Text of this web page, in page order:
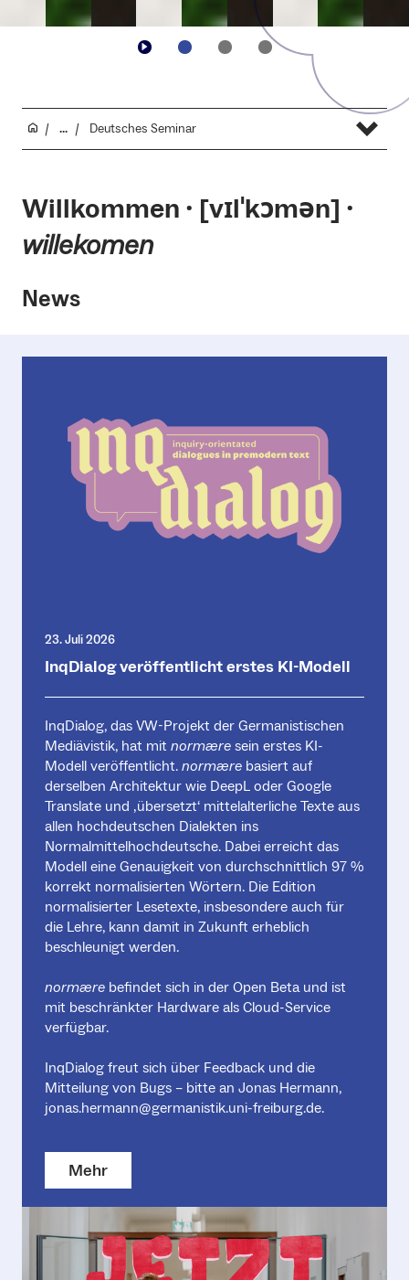
... Deutsches Seminar
Willkommen ⸱ [vɪlˈkɔmən] ⸱
willekomen
News
23. Juli 2026
InqDialog veröffentlicht erstes KI-Modell
InqDialog, das VW-Projekt der Germanistischen
Mediävistik, hat mit normære sein erstes KI-
Modell veröffentlicht. normære basiert auf
derselben Architektur wie DeepL oder Google
Translate und ‚übersetzt‘ mittelalterliche Texte aus
allen hochdeutschen Dialekten ins
Normalmittelhochdeutsche. Dabei erreicht das
Modell eine Genauigkeit von durchschnittlich 97 %
korrekt normalisierten Wörtern. Die Edition
normalisierter Lesetexte, insbesondere auch für
die Lehre, kann damit in Zukunft erheblich
beschleunigt werden.
normære befindet sich in der Open Beta und ist
mit beschränkter Hardware als Cloud-Service
verfügbar.
InqDialog freut sich über Feedback und die
Mitteilung von Bugs – bitte an Jonas Hermann,
jonas.hermann@germanistik.uni-freiburg.de.
Mehr